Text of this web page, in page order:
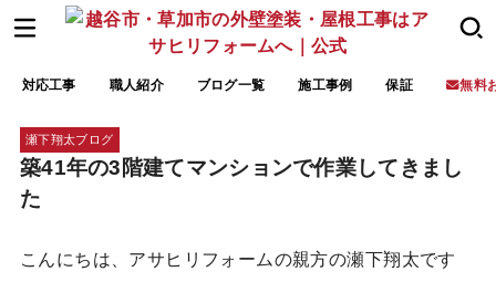
対応工事 職人紹介 ブログ一覧 施工事例 保証 無料
瀬下翔太ブログ
築41年の3階建てマンションで作業してきまし
た
こんにちは、アサヒリフォームの親方の瀬下翔太です